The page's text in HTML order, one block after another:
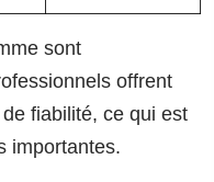
sont
offrent
fiabilité, ce qui est
importantes.